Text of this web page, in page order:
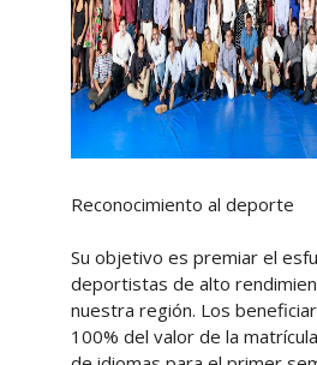
Reconocimiento al deporte
Su objetivo es premiar el
deportistas de alto
nuestra región. Los
100% del valor de la